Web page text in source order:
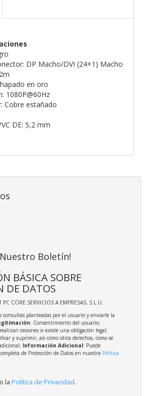
DP Macho/DVI (24+1) Macho
en oro
1080P@60Hz
Cobre estañado
DE: 5,2 mm
Boletín!
BÁSICA SOBRE
DE DATOS
PC CORE SERVICIOS A EMPRESAS, S.L.U.
consultas planteadas por el usuario y enviarle la
: Consentimiento del usuario;
cesiones si existe una obligación legal;
y suprimir, así como otros derechos, como se
Información Adicional: Puede
de Protección de Datos en nuestra Política
la Política de Privacidad.